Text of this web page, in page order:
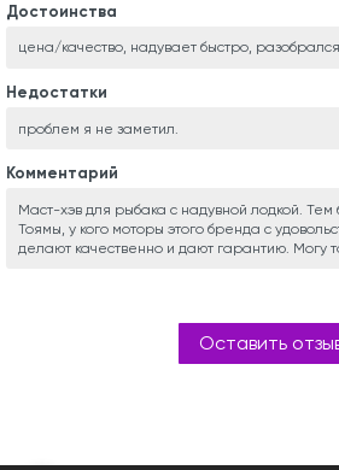
Достоинства
цена/качество, надувает быстро,
Недостатки
проблем я не заметил.
Комментарий
Маст-хэв для рыбака с надувной лодкой.
Тоямы, у кого моторы этого бренда с
делают качественно и дают гарантию. Могу
Оставить